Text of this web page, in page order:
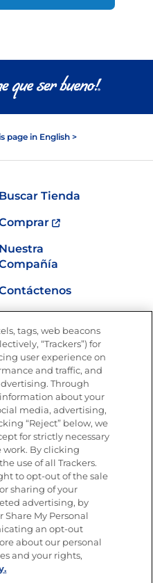
page in English >
Buscar Tienda
Nuestra
Goya®
Ofertas Especiales y
SOCIALES
tags, web beacons
“Trackers”) for
user experience on
and traffic, and
Through
information about your
media, advertising,
“Reject” below, we
for strictly necessary
work. By clicking
use of all Trackers.
to opt-out of the sale
sharing of your
advertising, by
Share My Personal
an opt-out
about our personal
and your rights,